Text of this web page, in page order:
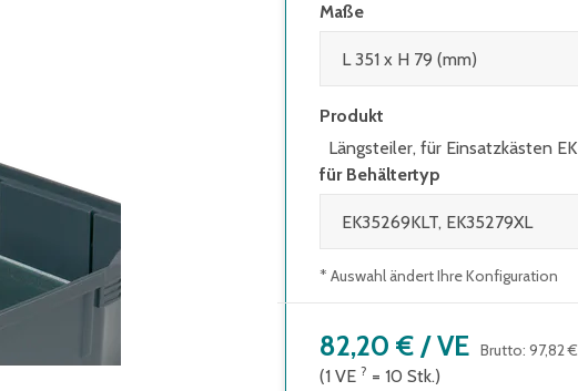
Maße
Produkt
Längsteiler, für Einsatzkästen EK
für Behältertyp
* Auswahl ändert Ihre Konfiguration
82,20 € /VE Brutto: 97,82 €
(1 VE ? = 10 Stk.)